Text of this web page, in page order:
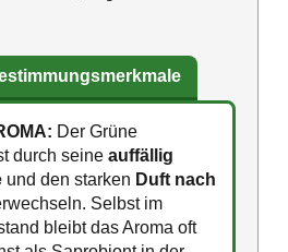
Der Grüne
durch seine auffällig
und den starken Duft nach
Selbst im
bleibt das Aroma oft